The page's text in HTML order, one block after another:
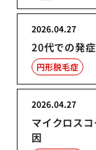
20代での発
2026.04.27
円形脱毛症
マイクロス
因
2026.04.27